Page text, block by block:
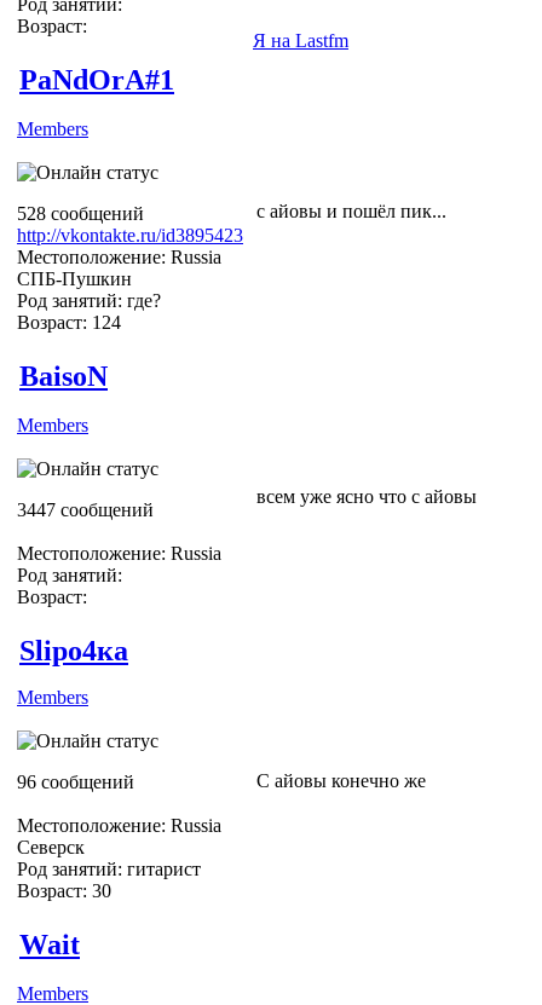
Возраст:
Я на Lastfm
PaNdOrA#1
Members
528 сообщений
http://vkontakte.ru/id3895423
Местоположение: Russia
СПБ-Пушкин
Род занятий: где?
Возраст: 124
с айовы и пошёл пик...
BaisoN
Members
3447 сообщений
Местоположение: Russia
Род занятий:
Возраст:
всем уже ясно что с айовы
Slipо4ка
Members
96 сообщений
Местоположение: Russia
Северск
Род занятий: гитарист
Возраст: 30
С айовы конечно же
Wait
Members